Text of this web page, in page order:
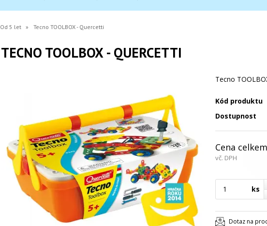
Od 5 let Tecno TOOLBOX - Quercetti
TECNO TOOLBOX - QUERCETTI
Tecno
Kód produktu
Dostupnost
Cena
vč. DPH
ks
Dotaz na